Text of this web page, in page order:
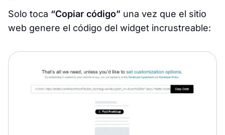
Solo toca “Copiar código” una vez que el sitio
web genere el código del widget incrustreable: